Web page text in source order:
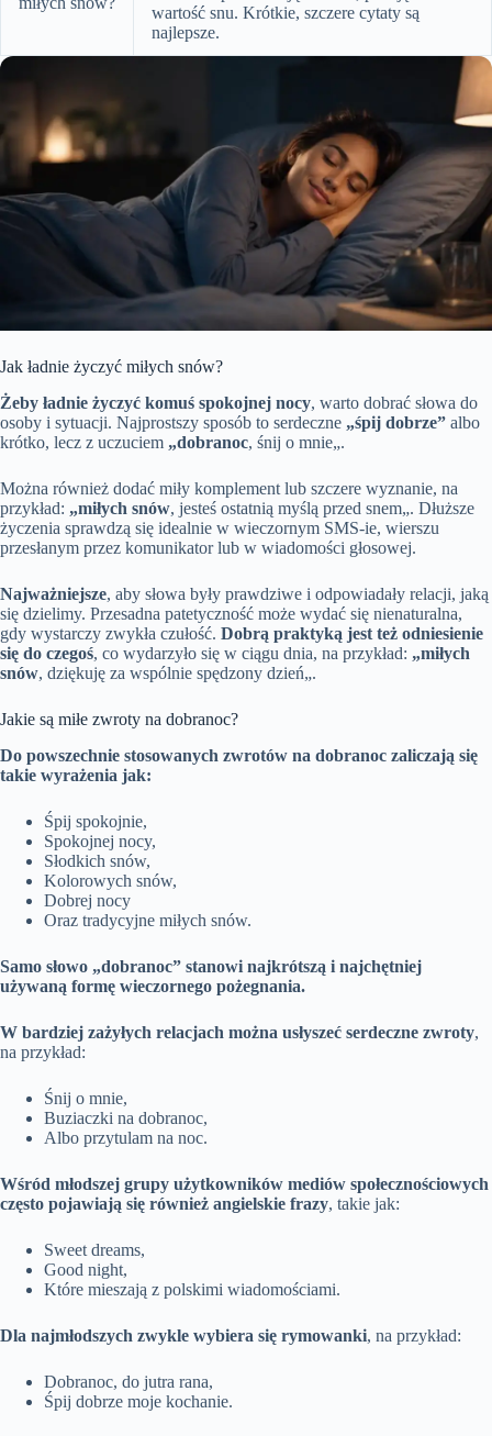
wartość snu. Krótkie, szczere cytaty są
najlepsze.
Jak ładnie życzyć miłych snów?
Żeby ładnie życzyć komuś spokojnej nocy, warto dobrać słowa do
osoby i sytuacji. Najprostszy sposób to serdeczne „śpij dobrze” albo
krótko, lecz z uczuciem „dobranoc, śnij o mnie„.
Można również dodać miły komplement lub szczere wyznanie, na
przykład: „miłych snów, jesteś ostatnią myślą przed snem„. Dłuższe
życzenia sprawdzą się idealnie w wieczornym SMS-ie, wierszu
przesłanym przez komunikator lub w wiadomości głosowej.
Najważniejsze, aby słowa były prawdziwe i odpowiadały relacji, jaką
się dzielimy. Przesadna patetyczność może wydać się nienaturalna,
gdy wystarczy zwykła czułość. Dobrą praktyką jest też odniesienie
się do czegoś, co wydarzyło się w ciągu dnia, na przykład: „miłych
snów, dziękuję za wspólnie spędzony dzień„.
Jakie są miłe zwroty na dobranoc?
Do powszechnie stosowanych zwrotów na dobranoc zaliczają się
takie wyrażenia jak:
Śpij spokojnie,
Spokojnej nocy,
Słodkich snów,
Kolorowych snów,
Dobrej nocy
Oraz tradycyjne miłych snów.
Samo słowo „dobranoc” stanowi najkrótszą i najchętniej
używaną formę wieczornego pożegnania.
W bardziej zażyłych relacjach można usłyszeć serdeczne zwroty,
na przykład:
Śnij o mnie,
Buziaczki na dobranoc,
Albo przytulam na noc.
Wśród młodszej grupy użytkowników mediów społecznościowych
często pojawiają się również angielskie frazy, takie jak:
Sweet dreams,
Good night,
Które mieszają z polskimi wiadomościami.
Dla najmłodszych zwykle wybiera się rymowanki, na przykład:
Dobranoc, do jutra rana,
Śpij dobrze moje kochanie.